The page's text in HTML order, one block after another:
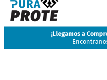
Supermercados!